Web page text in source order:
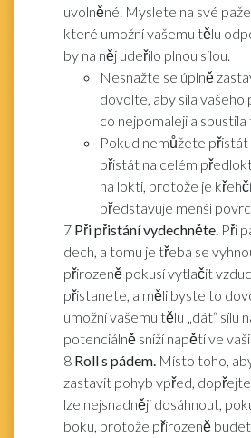
uvolněné. Myslete na své
které umožní vašemu tělu
by na něj udeřilo plnou silou.
Nesnažte se úplně
dovolte, aby síla vašeho
co nejpomaleji a spustila
Pokud nemůžete přistát
přistát na celém
na lokti, protože je
představuje menší
7 Při přistání vydechněte. Při
dech, a tomu je třeba se
přirozeně pokusí vytlačit
přistanete, a měli byste to
umožní vašemu tělu „dát“ sílu
potenciálně sníží napětí ve
8 Roll s pádem. Místo toho,
zastavit pohyb vpřed, dopřejte
lze nejsnadněji dosáhnout,
boku, protože přirozeně